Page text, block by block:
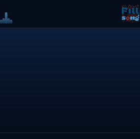
Carregando…